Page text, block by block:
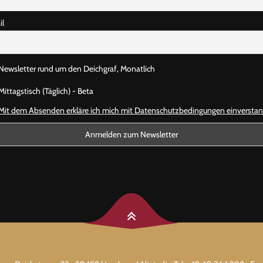
rund um den Deichgraf, Monatlich
(Täglich) - Beta
dem Absenden erkläre ich mich mit Datenschutzbedingungen